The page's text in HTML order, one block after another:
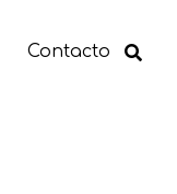
Contacto